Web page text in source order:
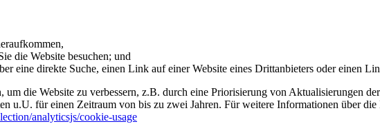
die Website besuchen; und
eine direkte Suche, einen Link auf einer Website eines Drittanbieters oder einen
um die Website zu verbessern, z.B. durch eine Priorisierung von Aktualisierungen
u.U. für einen Zeitraum von bis zu zwei Jahren. Für weitere Informationen über
analyticsjs/cookie-usage